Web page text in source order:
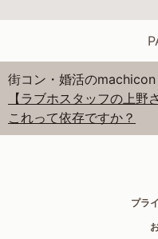
街コン・婚活の
【ラブホスタッフの上野
これって依存ですか？
プラ